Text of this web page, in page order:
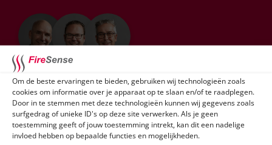
Om de beste ervaringen te bieden, gebruiken wij technologieën zoals
cookies om informatie over je apparaat op te slaan en/of te raadplegen.
Door in te stemmen met deze technologieën kunnen wij gegevens zoals
surfgedrag of unieke ID's op deze site verwerken. Als je geen
toestemming geeft of jouw toestemming intrekt, kan dit een nadelige
invloed hebben op bepaalde functies en mogelijkheden.
Heb je niet helemaal gevonden wat je zocht
of ontvang je graag advies op maat?
Vul dan het formulier in en één van onze
experts neemt snel contact met je op!